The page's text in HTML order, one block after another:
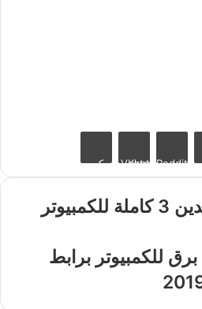
Reddit
VKontakte بوكيت
تحميل لعبة صلاح الدين 3 كاملة للكمبيوتر
للكمبيوتر برابط